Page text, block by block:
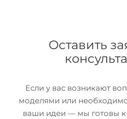
Оставить
Если у вас возникают
моделями или
ваши идеи — мы готовы к